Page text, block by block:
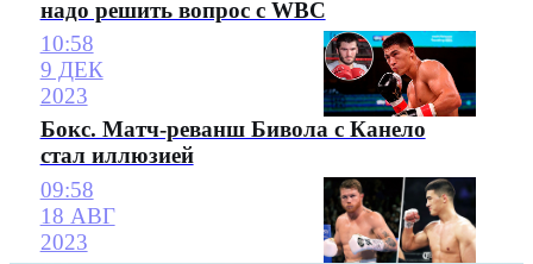
надо решить вопрос с WBC
10:58
9 ДЕК
2023
Бокс. Матч-реванш Бивола с Канело
стал иллюзией
09:58
18 АВГ
2023